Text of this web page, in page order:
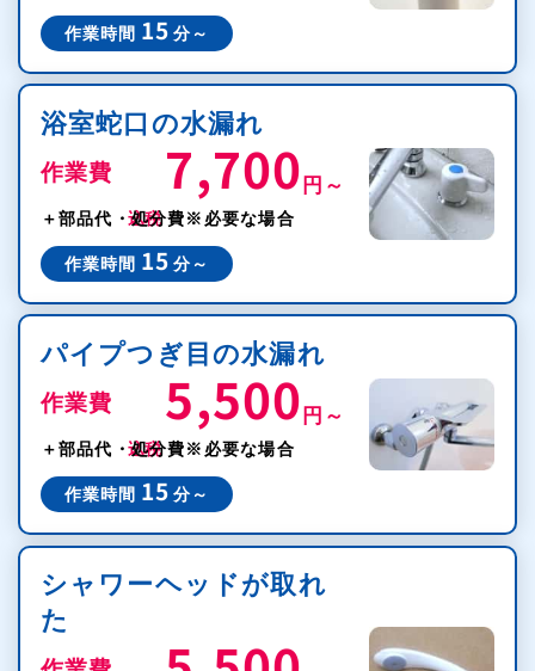
作業時間 15 分～
浴室蛇口の水漏れ
作業費 7,700 円～
＋部品代・処分費※必要な場合
作業時間 15 分～
パイプつぎ目の水漏れ
作業費 5,500 円～
＋部品代・処分費※必要な場合
作業時間 15 分～
シャワーヘッドが取れ
た